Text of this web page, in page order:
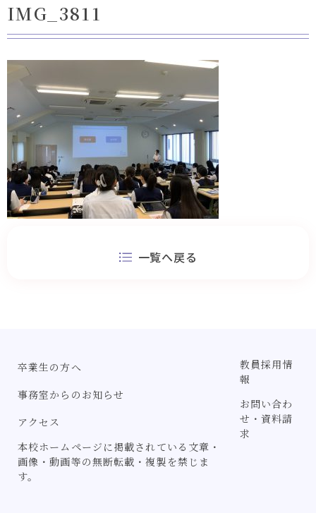
Instagram Facebook YouTube
IMG_3811
一覧へ戻る
卒業生の方へ
事務室からのお知らせ
アクセス
本校ホームページに掲載されている文章・
画像・動画等の無断転載・複製を禁じま
す。
教員採用情
報
お問い合わ
せ・資料請
求